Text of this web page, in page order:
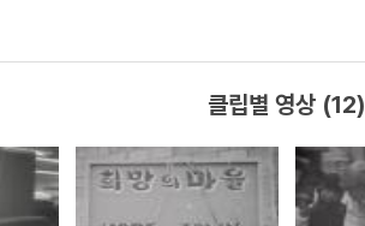
클립별 영상 (12)